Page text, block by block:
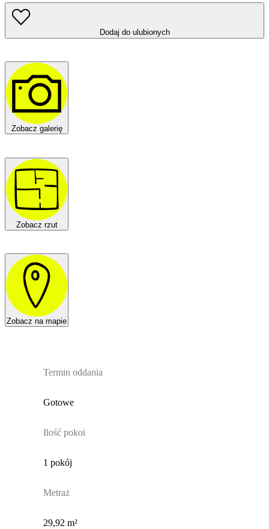
Dodaj do ulubionych
Zobacz galerię
Zobacz rzut
Zobacz na mapie
Termin oddania
Gotowe
Ilość pokoi
1 pokój
Metraż
29,92 m²